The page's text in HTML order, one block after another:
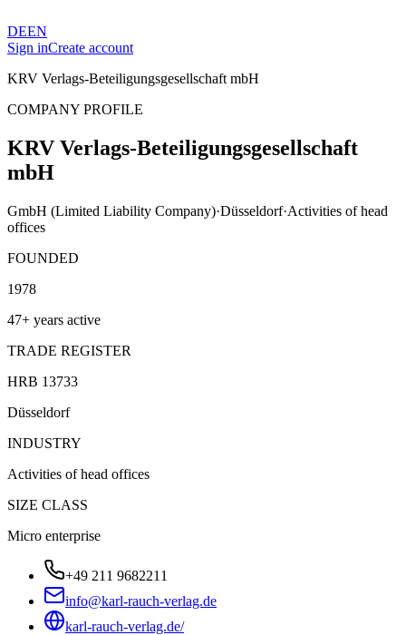
DEEN
Sign inCreate account
KRV Verlags-Beteiligungsgesellschaft mbH
COMPANY PROFILE
KRV Verlags-Beteiligungsgesellschaft
mbH
GmbH (Limited Liability Company)·Düsseldorf·Activities of head
offices
FOUNDED
1978
47+ years active
TRADE REGISTER
HRB 13733
Düsseldorf
INDUSTRY
Activities of head offices
SIZE CLASS
Micro enterprise
+49 211 9682211
info@karl-rauch-verlag.de
karl-rauch-verlag.de/